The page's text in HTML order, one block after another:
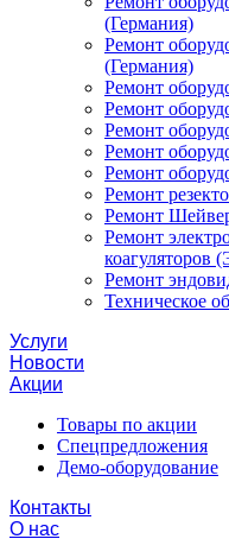
(Германия)
Ремонт
(Германия)
Ремонт
Ремонт
Ремонт
Ремонт
Ремонт
Ремонт
Ремонт
Ремонт
коагуляторов
Ремонт
Техническое
Услуги
Новости
Акции
Товары по акции
Спецпредложения
Демо-оборудование
Контакты
О нас